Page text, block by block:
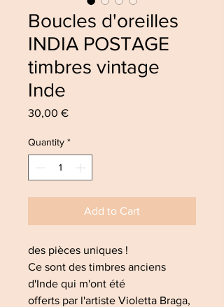
Boucles d'oreilles
INDIA POSTAGE
timbres vintage
Inde
30,00 €Price
Quantity *
Add to Cart
des pièces uniques !
Ce sont des timbres anciens
d'Inde qui m'ont été
offerts par l'artiste Violetta Braga,